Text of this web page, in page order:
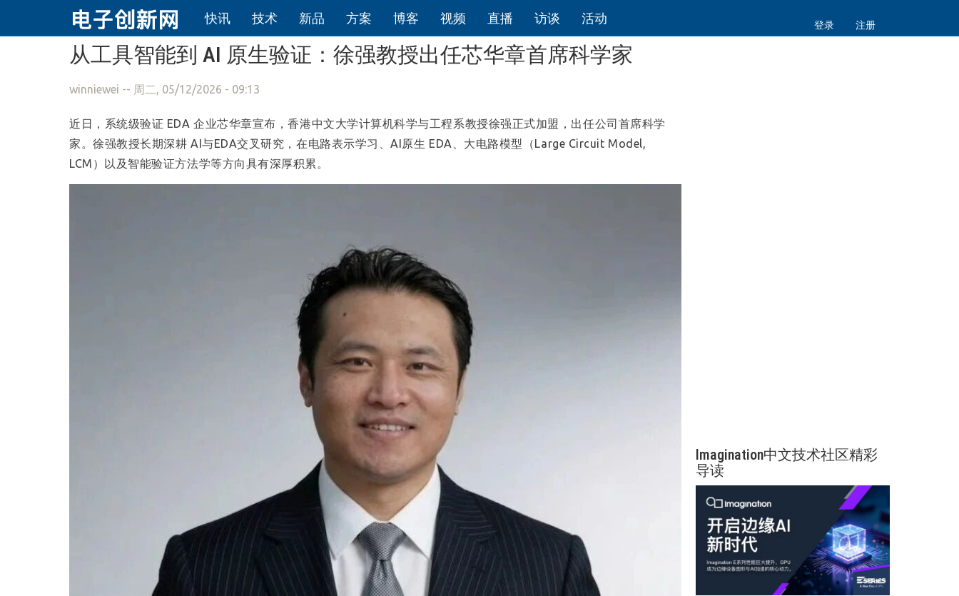
跳转到主要内容
快讯 技术 新品 方案 博客 视频 直播 访谈 活动 登录 注册
从工具智能到 AI 原生验证：徐强教授出任芯华章首席科学家
winniewei -- 周二, 05/12/2026 - 09:13
近日，系统级验证 EDA 企业芯华章宣布，香港中文大学计算机科学与工程系教授徐强正式加盟，出任公司首席科学
家。徐强教授长期深耕 AI与EDA交叉研究，在电路表示学习、AI原生 EDA、大电路模型（Large Circuit Model,
LCM）以及智能验证方法学等方向具有深厚积累。
Imagination中文技术社区精彩
导读